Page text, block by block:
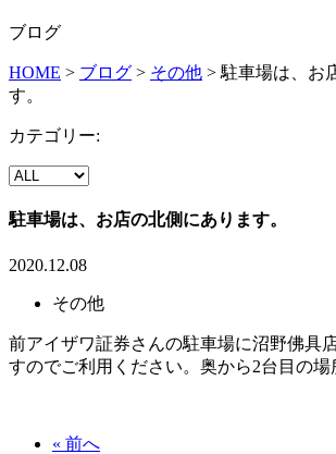
ブログ
HOME > ブログ > その他 > 駐車場は、お
す。
カテゴリー:
駐車場は、お店の北側にあります。
2020.12.08
その他
前アイザワ証券さんの駐車場に沼野佛具
すのでご利用ください。奥から2台目の場
« 前へ